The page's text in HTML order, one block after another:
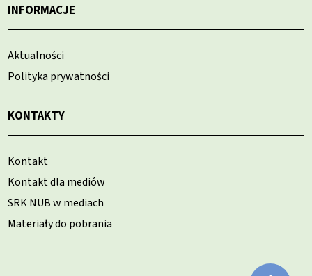
INFORMACJE
Aktualności
Polityka prywatności
KONTAKTY
Kontakt
Kontakt dla mediów
SRK NUB w mediach
Materiały do pobrania